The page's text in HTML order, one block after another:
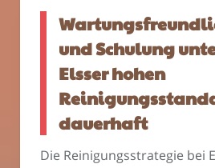
und Schulung
Elsser hohen
dauerhaft
Die Reinigungsstrategie bei